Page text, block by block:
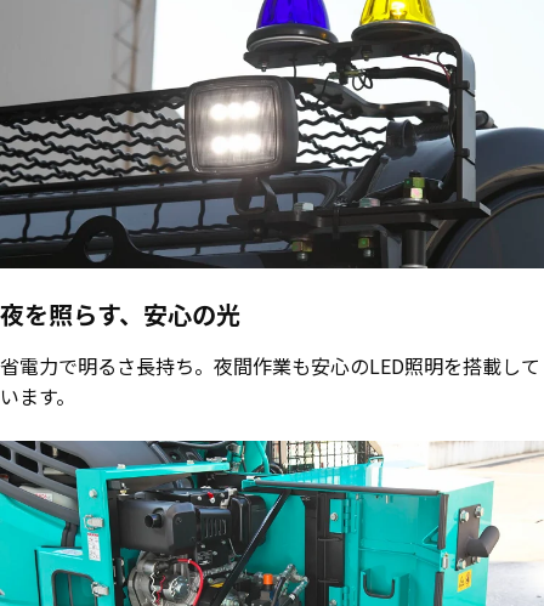
夜を照らす、安心の光
省電力で明るさ長持ち。夜間作業も安心のLED照明を搭載して
います。